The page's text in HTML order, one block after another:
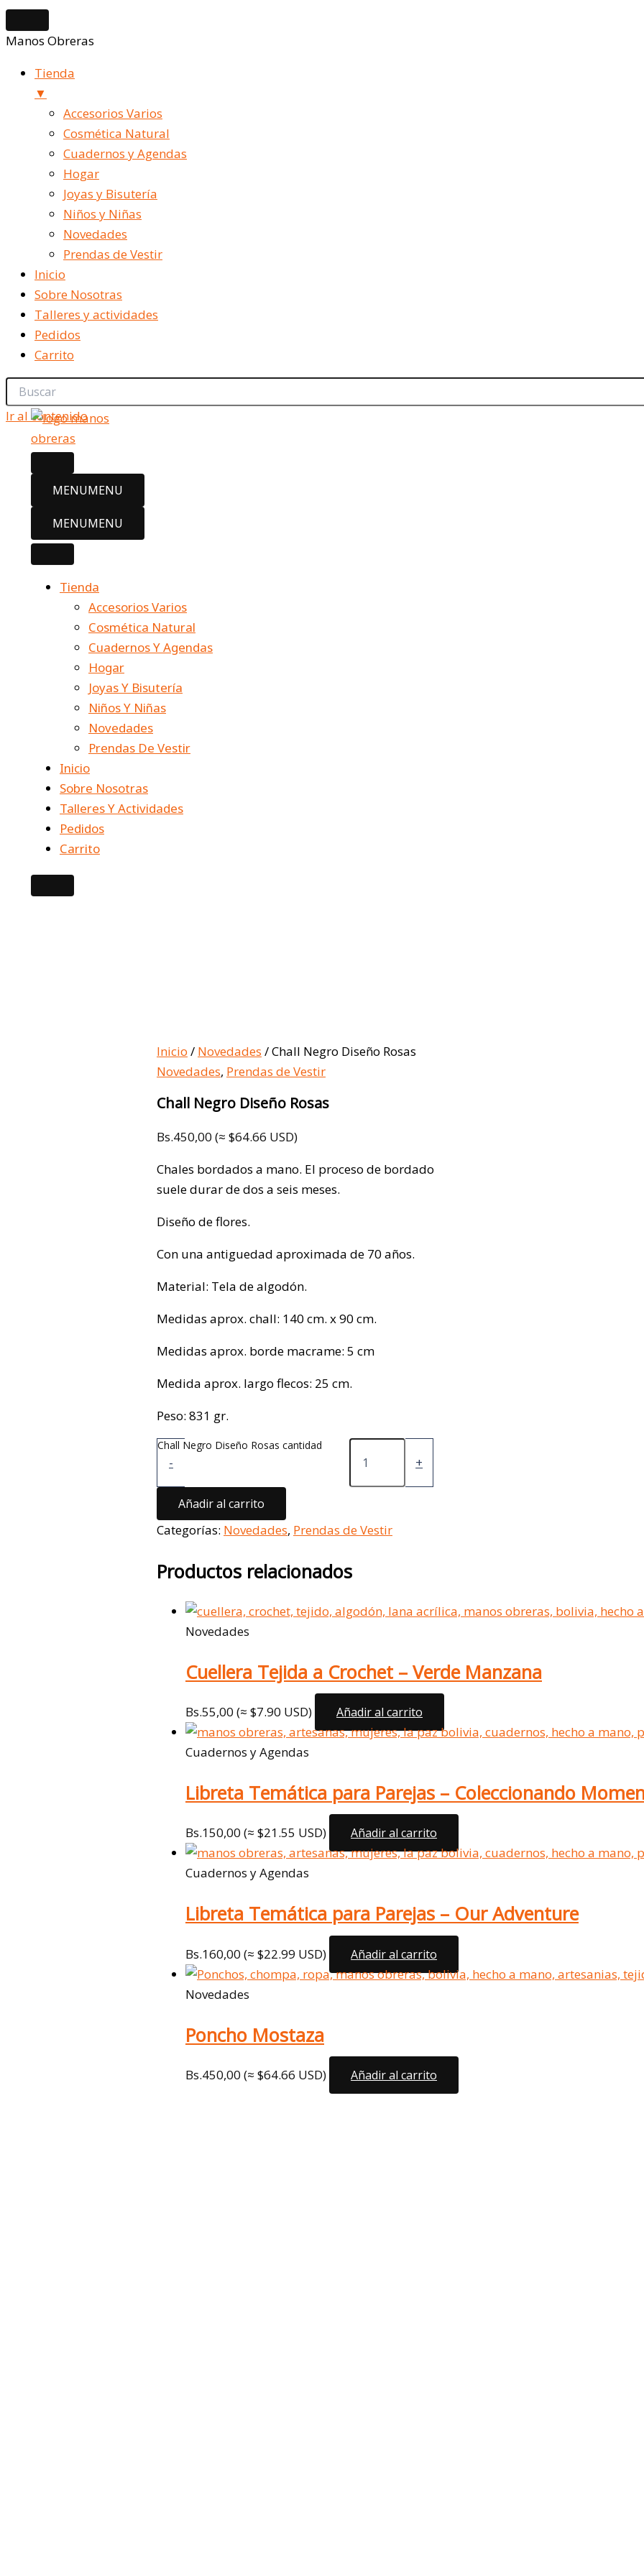
Manos Obreras
Tienda
▼
Accesorios Varios
Cosmética Natural
Cuadernos y Agendas
Hogar
Joyas y Bisutería
Niños y Niñas
Novedades
Prendas de Vestir
Inicio
Sobre Nosotras
Talleres y actividades
Pedidos
Carrito
Ir al contenido
MENUMENU
MENUMENU
Tienda
Accesorios Varios
Cosmética Natural
Cuadernos Y Agendas
Hogar
Joyas Y Bisutería
Niños Y Niñas
Novedades
Prendas De Vestir
Inicio
Sobre Nosotras
Talleres Y Actividades
Pedidos
Carrito
Inicio / Novedades / Chall Negro Diseño Rosas
Novedades, Prendas de Vestir
Chall Negro Diseño Rosas
Bs.450,00 (≈ $64.66 USD)
Chales bordados a mano. El proceso de bordado
suele durar de dos a seis meses.
Diseño de flores.
Con una antiguedad aproximada de 70 años.
Material: Tela de algodón.
Medidas aprox. chall: 140 cm. x 90 cm.
Medidas aprox. borde macrame: 5 cm
Medida aprox. largo flecos: 25 cm.
Peso: 831 gr.
-
Chall Negro Diseño Rosas cantidad
+
Añadir al carrito
Categorías: Novedades, Prendas de Vestir
Productos relacionados
Novedades
Cuellera Tejida a Crochet – Verde Manzana
Bs.55,00 (≈ $7.90 USD) Añadir al carrito
Cuadernos y Agendas
Libreta Temática para Parejas – Coleccionando
Bs.150,00 (≈ $21.55 USD) Añadir al carrito
Cuadernos y Agendas
Libreta Temática para Parejas – Our Adventure
Bs.160,00 (≈ $22.99 USD) Añadir al carrito
Novedades
Poncho Mostaza
Bs.450,00 (≈ $64.66 USD) Añadir al carrito